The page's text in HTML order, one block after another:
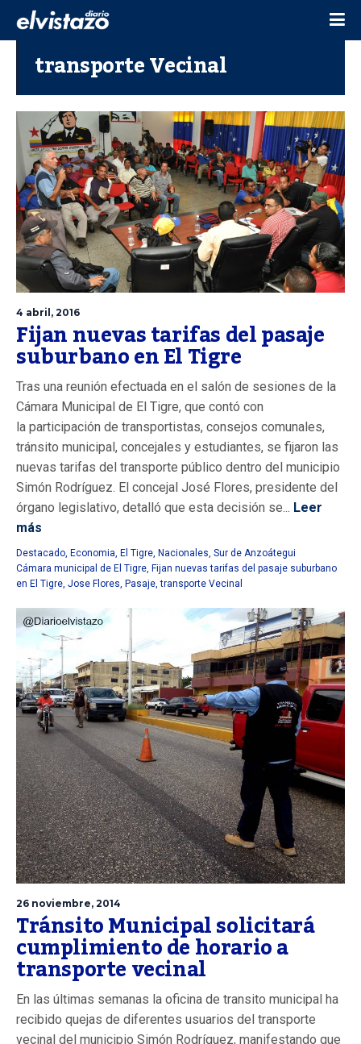
transporte Vecinal
4 abril, 2016
Fijan nuevas tarifas del pasaje
suburbano en El Tigre
Tras una reunión efectuada en el salón de sesiones de la
Cámara Municipal de El Tigre, que contó con
la participación de transportistas, consejos comunales,
tránsito municipal, concejales y estudiantes, se fijaron las
nuevas tarifas del transporte público dentro del municipio
Simón Rodríguez. El concejal José Flores, presidente del
órgano legislativo, detalló que esta decisión se... Leer
más
Destacado, Economia, El Tigre, Nacionales, Sur de Anzoátegui
Cámara municipal de El Tigre, Fijan nuevas tarifas del pasaje suburbano
en El Tigre, Jose Flores, Pasaje,transporte Vecinal
26 noviembre, 2014
Tránsito Municipal solicitará
cumplimiento de horario a
transporte vecinal
En las últimas semanas la oficina de transito municipal ha
recibido quejas de diferentes usuarios del transporte
vecinal del municipio Simón Rodríguez, manifestando que